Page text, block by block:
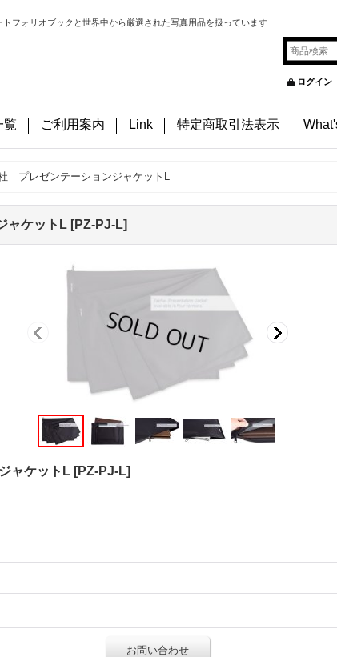
フォリオブックと世界中から厳選された写真用品を扱っています
ログイン
覧 ご利用案内 Link 特定商取引法表示
プレゼンテーションジャケットL
ャケットL [PZ-PJ-L]
ャケットL [PZ-PJ-L]
お問い合わせ